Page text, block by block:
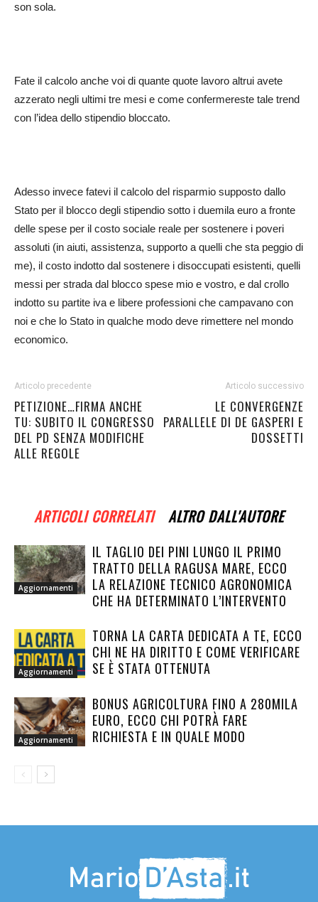
son sola.
Fate il calcolo anche voi di quante quote lavoro altrui avete
azzerato negli ultimi tre mesi e come confermereste tale trend
con l’idea dello stipendio bloccato.
Adesso invece fatevi il calcolo del risparmio supposto dallo
Stato per il blocco degli stipendio sotto i duemila euro a fronte
delle spese per il costo sociale reale per sostenere i poveri
assoluti (in aiuti, assistenza, supporto a quelli che sta peggio di
me), il costo indotto dal sostenere i disoccupati esistenti, quelli
messi per strada dal blocco spese mio e vostro, e dal crollo
indotto su partite iva e libere professioni che campavano con
noi e che lo Stato in qualche modo deve rimettere nel mondo
economico.
Articolo precedente
PETIZIONE…FIRMA ANCHE
TU: SUBITO IL CONGRESSO
DEL PD SENZA MODIFICHE
ALLE REGOLE
Articolo successivo
LE CONVERGENZE
PARALLELE DI DE GASPERI E
DOSSETTI
ARTICOLI CORRELATI ALTRO DALL'AUTORE
Aggiornamenti
IL TAGLIO DEI PINI LUNGO IL PRIMO
TRATTO DELLA RAGUSA MARE, ECCO
LA RELAZIONE TECNICO AGRONOMICA
CHE HA DETERMINATO L’INTERVENTO
Aggiornamenti
TORNA LA CARTA DEDICATA A TE, ECCO
CHI NE HA DIRITTO E COME VERIFICARE
SE È STATA OTTENUTA
Aggiornamenti
BONUS AGRICOLTURA FINO A 280MILA
EURO, ECCO CHI POTRÀ FARE
RICHIESTA E IN QUALE MODO